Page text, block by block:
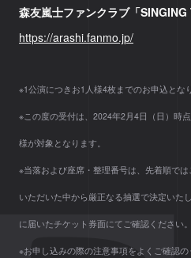
森友嵐士ファンクラブ「SINGING
https://arashi.fanmo.jp/
※1公演につきお1人様4枚までのお申込とな
※この度の受付は、2024年2月4日（日）時
様が対象となります。
※当落および座席・整理番号は、先着順で
いただいた中から厳正なる抽選で決定いた
に届いたチケット券面にてご確認ください。
※お申し込みの際の注意事項をよくご確認の